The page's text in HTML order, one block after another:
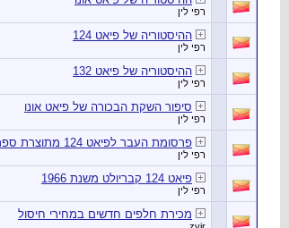
רפי לין
ההיסטוריה של פיאט 124
רפי לין
ההיסטוריה של פיאט 132
רפי לין
סיפור השקת הבכורה של פיאט אונו
רפי לין
פרסומת העבר לפיאט 124 מתוצרת ספרד
רפי לין
פיאט 124 קבריולט משנת 1966
רפי לין
מכירת חלפים חדשים במחירי חיסול